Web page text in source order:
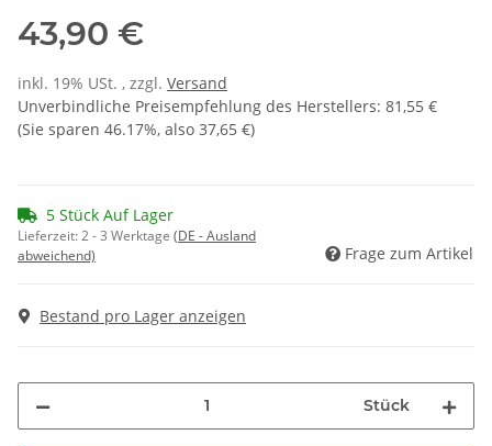
43,90 €
inkl. 19% USt. , zzgl. Versand
Unverbindliche Preisempfehlung des Herstellers: 81,55 €
(Sie sparen 46.17%, also 37,65 €)
5 Stück Auf Lager
Lieferzeit:2 - 3 Werktage (DE - Ausland
abweichend)
Frage zum Artikel
Bestand pro Lager anzeigen
Stück